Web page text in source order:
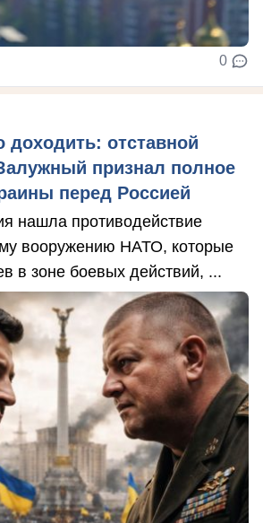
0
доходить: отставной
признал полное
перед Россией
нашла противодействие
вооружению НАТО, которые
в зоне боевых действий, ...